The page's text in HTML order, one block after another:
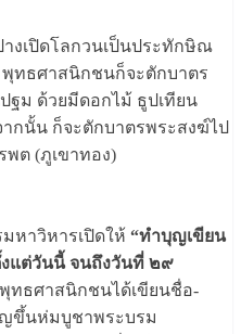
งเปิดโลกวนเป็นประทักษิณ
พุทธศาสนิกชนก็จะตักบาตร
ฐม ด้วยมีดอกไม้ ธูปเทียน
กนั้น ก็จะตักบาตรพระสงฆ์ไป
ต (ภูเขาทอง)
หาวิหารเปิดให้ “ทำบุญเขียน
แต่วันนี้ จนถึงวันที่ ๒๙
ทธศาสนิกชนได้เขียนชื่อ-
ขึ้นห่มบูชาพระบรม